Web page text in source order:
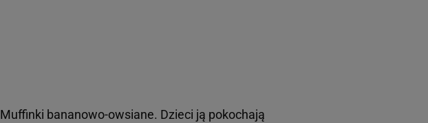
Muffinki bananowo-owsiane. Dzieci ją pokochają